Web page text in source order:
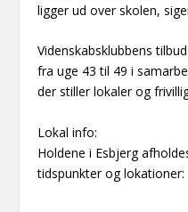
ligger ud over skolen,
Videnskabsklubbens
fra uge 43 til 49 i
der stiller lokaler og
Lokal info:
Holdene i Esbjerg
tidspunkter og lokationer: